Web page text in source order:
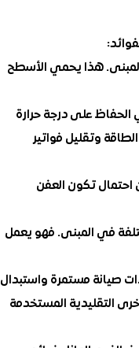
المبنى. هذا يحمي الأسطح
الحفاظ على درجة حرارة
وتقليل فواتير
احتمال تكون العفن
في المبنى. فهو يعمل
صيانة مستمرة واستبدال
التقليدية المستخدمة